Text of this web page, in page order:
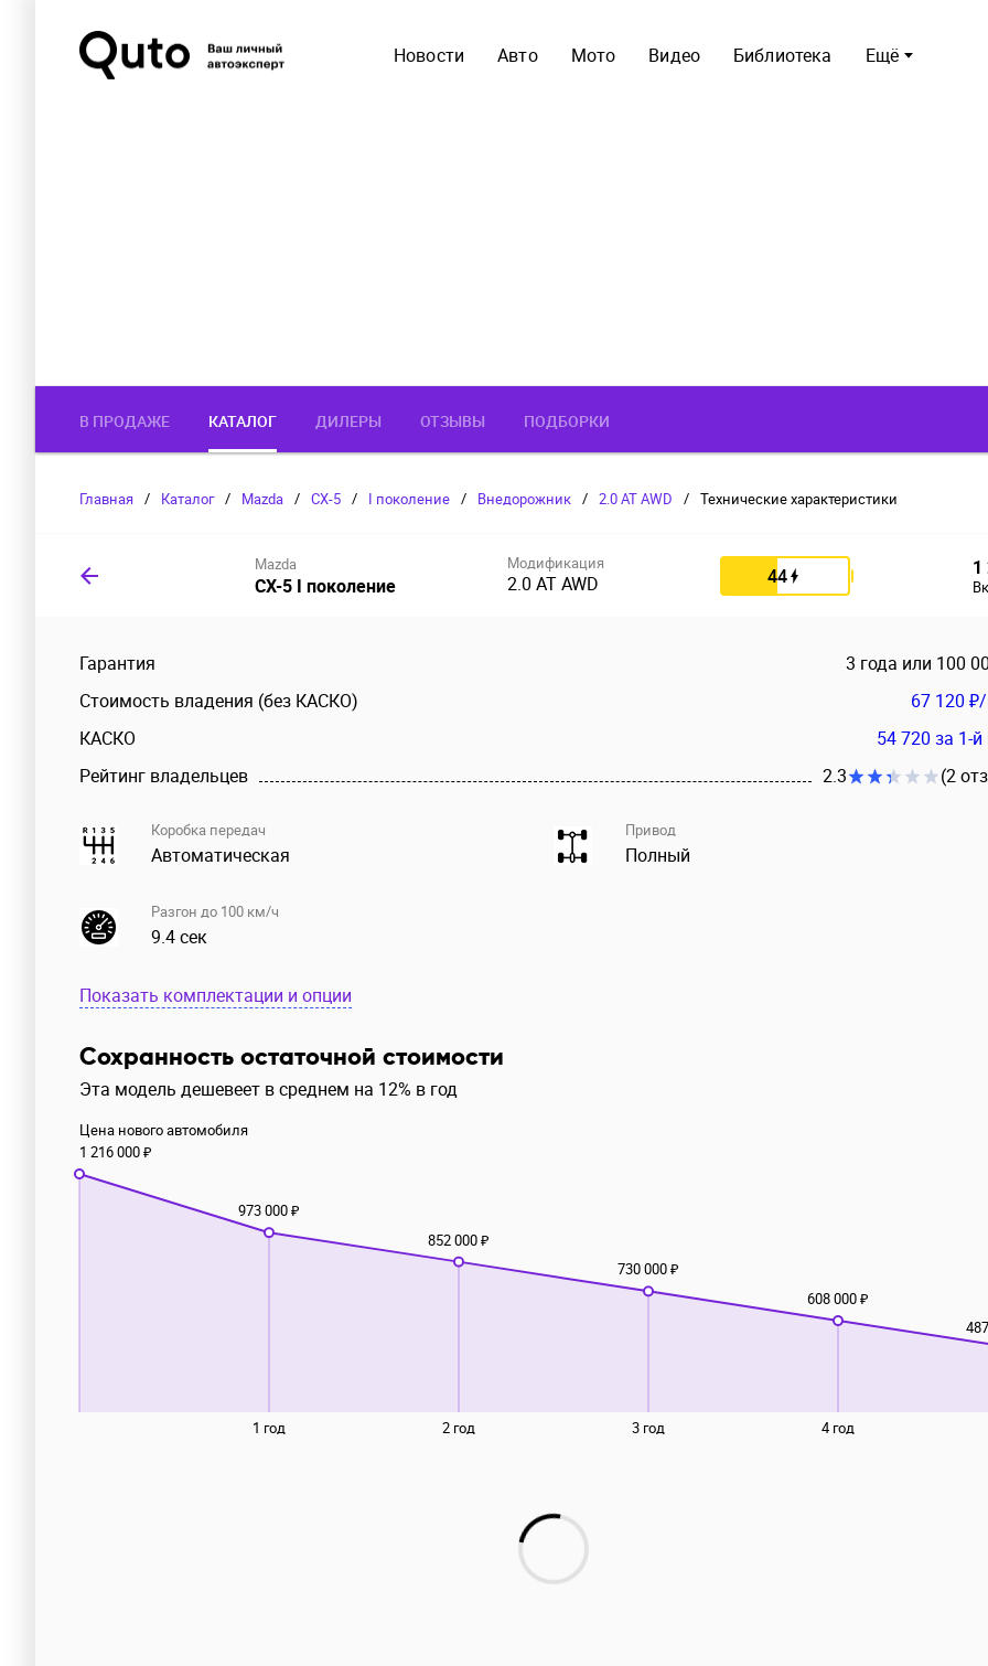
Ещё
Новости Авто Мото Видео Библиотека
В ПРОДАЖЕ КАТАЛОГ ДИЛЕРЫ ОТЗЫВЫ ПОДБОРКИ
Главная / Каталог / Mazda / CX-5 / I поколение / Внедорожник / 2.0 AT AWD / Технические характеристики
Mazda
CX-5 I поколение
Модификация
2.0 AT AWD 44 1
Гарантия
3 года или 100
Стоимость владения (без КАСКО)
67 120
КАСКО
54 720 за 1-й
Рейтинг владельцев
2.3 (2
Коробка передач
Автоматическая
Привод
Полный
Разгон до 100 км/ч
9.4 сек
Показать комплектации и опции
Сохранность остаточной стоимости
Эта модель дешевеет в среднем на 12% в год
1 год 2 год 3 год 4 год
Цена нового автомобиля
1 216 000 ₽
973 000 ₽
852 000 ₽
730 000 ₽
608 000 ₽